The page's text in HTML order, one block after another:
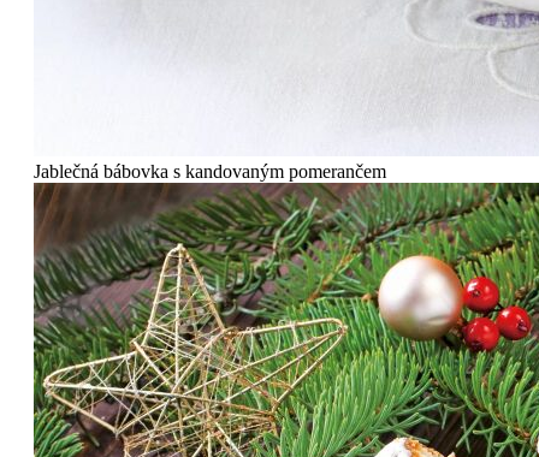
Jablečná bábovka s kandovaným pomerančem